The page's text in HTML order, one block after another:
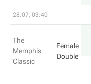
28.07, 03:40
The
Memphis
Classic
Female
Double